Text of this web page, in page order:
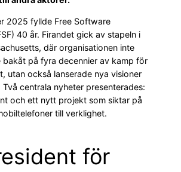
2025 fyllde Free Software
40 år. Firandet gick av stapeln i
där organisationen inte
bakåt på fyra decennier av kamp för
utan också lanserade nya visioner
centrala nyheter presenterades:
och ett nytt projekt som siktar på
till verklighet.
för